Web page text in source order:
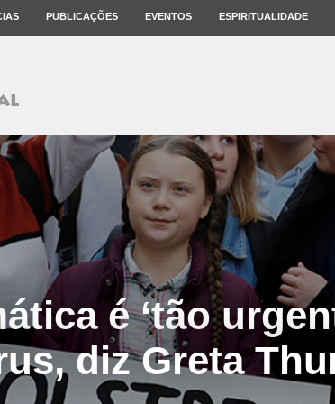
PUBLICAÇÕES EVENTOS ESPIRITUALIDADE
é ‘tão
diz Greta